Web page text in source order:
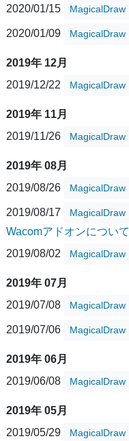
2020/01/15 MagicalDraw
2020/01/09 MagicalDraw
2019年 12月
2019/12/22
MagicalDraw
2019年 11月
2019/11/26
MagicalDraw
2019年 08月
2019/08/26
MagicalDraw
2019/08/17 MagicalDraw
Wacomアドオンについて
2019/08/02
MagicalDraw
2019年 07月
2019/07/08
MagicalDraw
2019/07/06 MagicalDraw
2019年 06月
2019/06/08
MagicalDraw
2019年 05月
2019/05/29
MagicalDraw